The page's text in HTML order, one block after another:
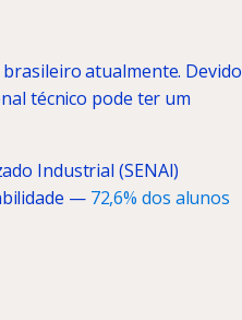
atualmente. Devido
técnico pode ter um
Industrial (SENAI)
— 72,6% dos alunos